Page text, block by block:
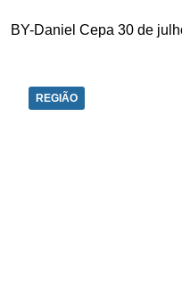
BY-Daniel Cepa 30 de
REGIÃO